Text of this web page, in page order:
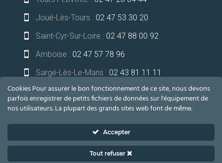
 Joué-Lès-Tours : 02 47 53 30 20
 Saint-Cyr-Sur-Loire : 02 47 88 00 92
 Amboise : 02 47 57 78 96
 Sargé-Lès-Le-Mans : 02 43 81 11 11
 Niort-Bessines : 05 49 32 13 21
 communication@lesoceades.fr
Cookies Pour assurer le bon fonctionnement de ce site, nous devons
parfois enregistrer de petits fichiers de données sur l'équipement de
nos utilisateurs. La plupart des grands sites web font de même.
Accepter
Tout refuser